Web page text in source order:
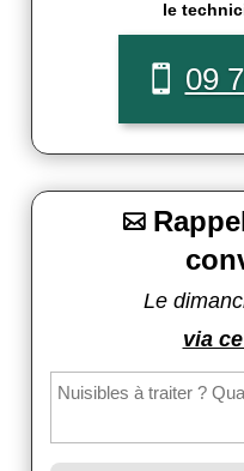
le
09

Le
via